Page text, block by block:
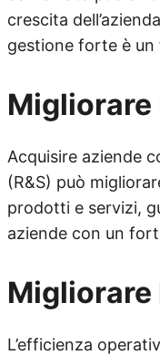
crescita
gestione forte è un
Migliorare
Acquisire aziende
(R&S) può
prodotti e servizi,
aziende con un
Migliorare
L’efficienza